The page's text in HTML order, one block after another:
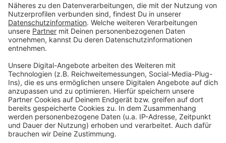
Anzeige
Wie Sie die ePA-App einrichten
Anzeige
Hat man die App heruntergeladen, ist es aber längst
noch nicht getan - nun muss sie eingerichtet werden.
Dafür braucht es: